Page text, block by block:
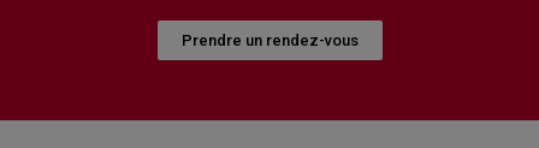
Prendre un rendez-vous